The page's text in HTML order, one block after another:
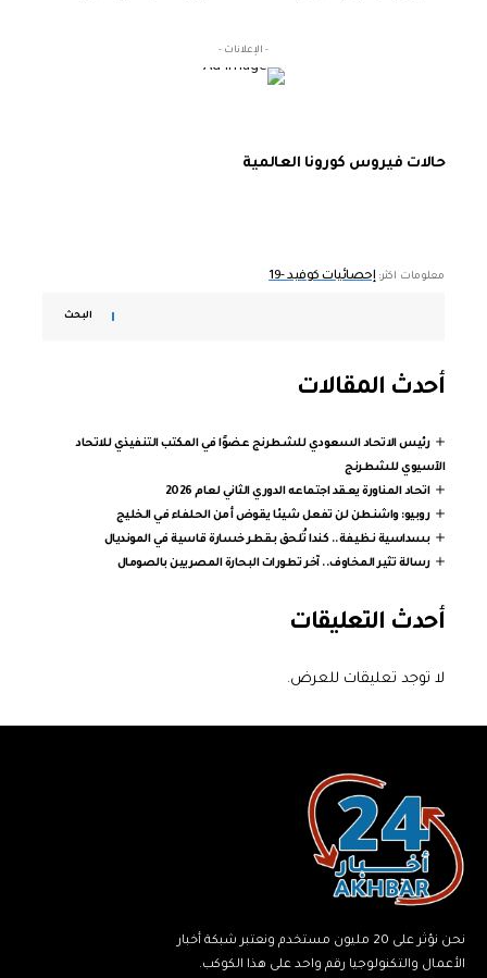
- الإعلانات -
حالات فيروس كورونا العالمية
معلومات اكثر:إحصائيات كوفيد -19
البحث
أحدث المقالات
رئيس الاتحاد السعودي للشطرنج عضوًا في المكتب التنفيذي للاتحاد
الآسيوي للشطرنج
اتحاد المناورة يعقد اجتماعه الدوري الثاني لعام 2026
روبيو: واشنطن لن تفعل شيئا يقوض أمن الحلفاء في الخليج
بسداسية نظيفة.. كندا تُلحق بقطر خسارة قاسية في المونديال
رسالة تثير المخاوف.. آخر تطورات البحارة المصريين بالصومال
أحدث التعليقات
لا توجد تعليقات للعرض.
نحن نؤثر على 20 مليون مستخدم ونعتبر شبكة أخبار
الأعمال والتكنولوجيا رقم واحد على هذا الكوكب.